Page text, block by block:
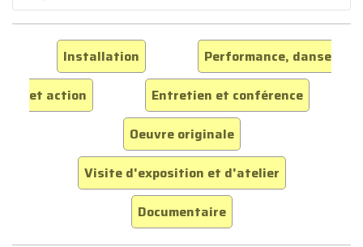
Installation
Performance, danse
et action
Entretien et conférence
Oeuvre originale
Visite d'exposition et d'atelier
Documentaire